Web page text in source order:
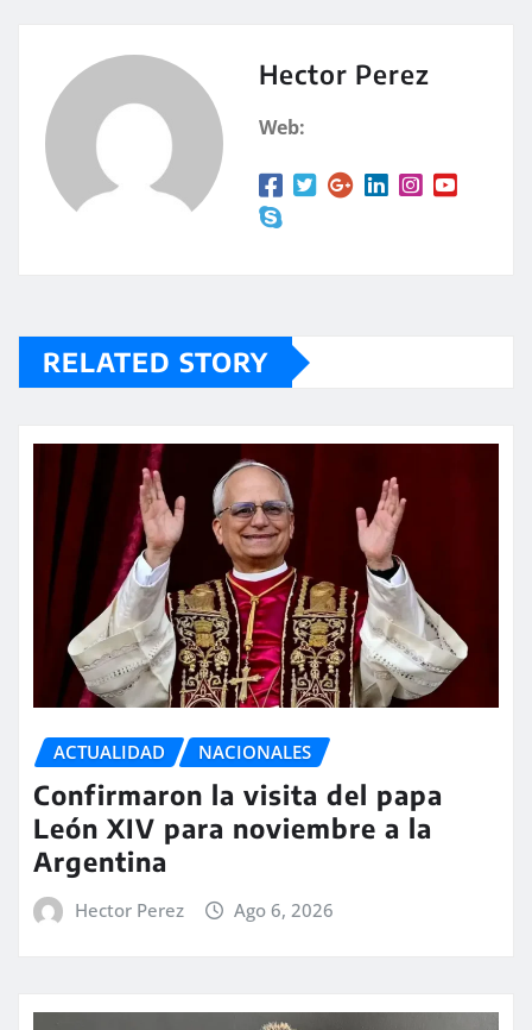
A
p
rt
Hector Perez
Web:
RELATED STORY
ACTUALIDAD NACIONALES
Confirmaron la visita del papa
León XIV para noviembre a la
Argentina
Hector Perez Ago 6, 2026